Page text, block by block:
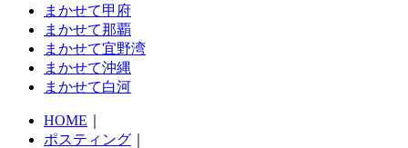
まかせて甲府
まかせて那覇
まかせて宜野湾
まかせて沖縄
まかせて白河
HOME
ポスティング